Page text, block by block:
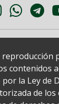
contenidos
la Ley de
de